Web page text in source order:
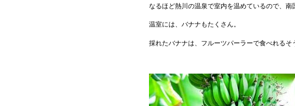
なるほど熱川の温泉で室内を温めているので、南
温室には、バナナもたくさん。
採れたバナナは、フルーツパーラーで食べれるそ